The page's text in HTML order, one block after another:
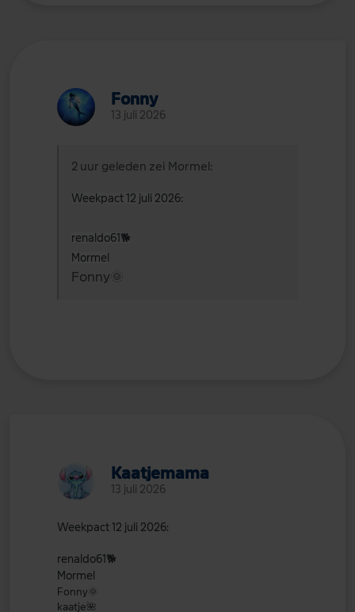
Fonny
13 juli 2026
2 uur geleden zei Mormel:
Weekpact 12 juli 2026:
renaldo61 🐕
Mormel
Fonny🌞
Kaatjemama
13 juli 2026
Weekpact 12 juli 2026:
renaldo61 🐕
Mormel
Fonny🌞
kaatje🌺